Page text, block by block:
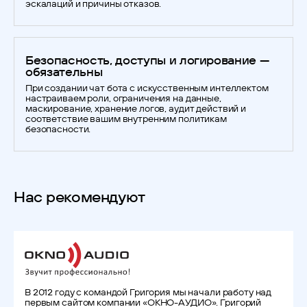
эскалаций и причины отказов.
Безопасность, доступы и логирование —
обязательны
При создании чат бота с искусственным интеллектом
настраиваем роли, ограничения на данные,
маскирование, хранение логов, аудит действий и
соответствие вашим внутренним политикам
безопасности.
Нас рекомендуют
В 2012 году с командой Григория мы начали работу над
первым сайтом компании «ОКНО-АУДИО». Григорий